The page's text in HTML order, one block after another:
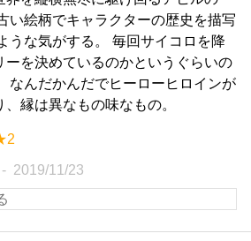
い絵柄でキャラクターの歴史を描写
うな気がする。 毎回サイコロを降
ーを決めているのかというぐらいの
なんだかんだでヒーローヒロインが
縁は異なもの味なもの。
2019/11/23